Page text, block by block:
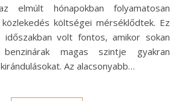
elmúlt hónapokban folyamatosan
költségei mérséklődtek. Ez
időszakban volt fontos, amikor sokan
magas szintje gyakran
Az alacsonyabb…